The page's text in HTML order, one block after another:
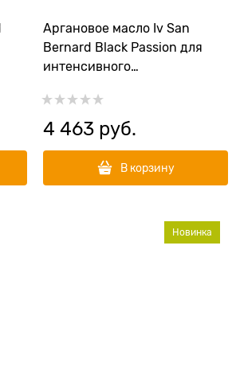
Аргановое масло Iv San
Bernard Black Passion для
интенсивного
для всех типов шерсти
4 463 руб.
В корзину
Новинка